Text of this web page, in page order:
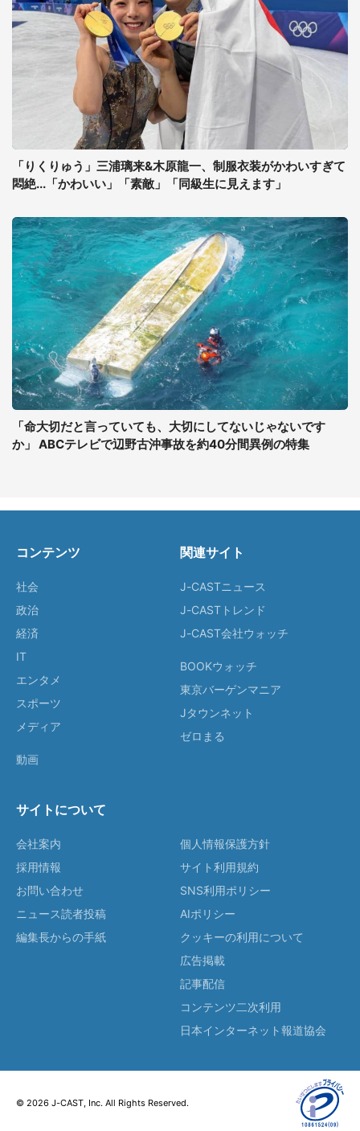
「りくりゅう」三浦璃来&木原龍一、制服衣装がかわいすぎて
悶絶...「かわいい」「素敵」「同級生に見えます」
「命大切だと言っていても、大切にしてないじゃないです
か」 ABCテレビで辺野古沖事故を約40分間異例の特集
コンテンツ
社会
政治
経済
IT
エンタメ
スポーツ
メディア
動画
関連サイト
J-CASTニュース
J-CASTトレンド
J-CAST会社ウォッチ
BOOKウォッチ
東京バーゲンマニア
Jタウンネット
ゼロまる
サイトについて
会社案内
採用情報
お問い合わせ
ニュース読者投稿
編集長からの手紙
個人情報保護方針
サイト利用規約
SNS利用ポリシー
AIポリシー
クッキーの利用について
広告掲載
記事配信
コンテンツ二次利用
日本インターネット報道協会
© 2026 J-CAST, Inc. All Rights Reserved.